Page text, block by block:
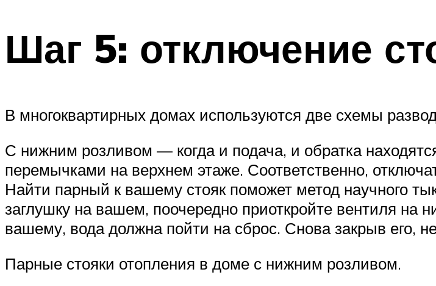
Шаг 5: отключение
В многоквартирных домах используются две схемы
С нижним розливом — когда и подача, и обратка
перемычками на верхнем этаже. Соответственно,
Найти парный к вашему стояк поможет метод научного
заглушку на вашем, поочередно приоткройте вентиля на
вашему, вода должна пойти на сброс. Снова закрыв его,
Парные стояки отопления в доме с нижним розливом.